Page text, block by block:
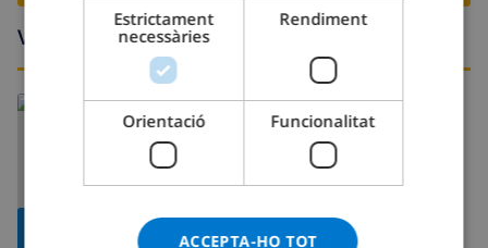
Voltants
ITALIAN
NORWEGIAN
Estrictament
necessàries
Rendiment
Orientació Funcionalitat
ACCEPTA-HO TOT